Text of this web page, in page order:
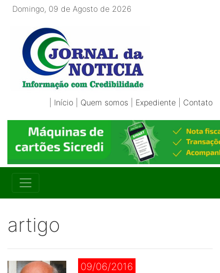
Domingo, 09 de Agosto de 2026
Início Quem somos Expediente Contato
artigo
09/06/2016